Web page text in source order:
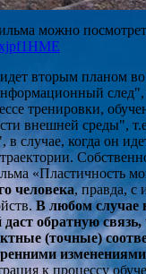
можно
вторым планом
след",
тренировки,
внешней среды",
в случае, когда он
«Пластичность
человека, правда, с
В любом случае
обратную связь,
(точные)
к процессу